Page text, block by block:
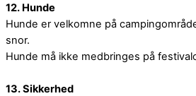
12. Hunde
Hunde er velkomne på
snor.
Hunde må ikke medbringes på
13. Sikkerhed